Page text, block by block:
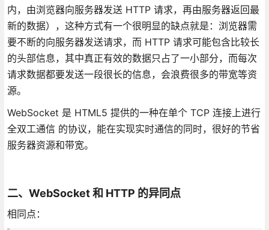
内，由浏览器向服务器发送 HTTP 请求，再由服务器返回最
新的数据），这种方式有一个很明显的缺点就是：浏览器需
要不断的向服务器发送请求，而 HTTP 请求可能包含比较长
的头部信息，其中真正有效的数据只占了一小部分，而每次
请求数据都要发送一段很长的信息，会浪费很多的带宽等资
源。
WebSocket 是 HTML5 提供的一种在单个 TCP 连接上进行
全双工通信 的协议，能在实现实时通信的同时，很好的节省
服务器资源和带宽。
二、WebSocket 和 HTTP 的异同点
相同点：